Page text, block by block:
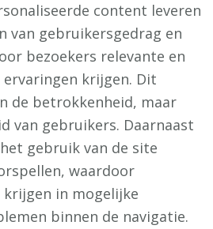
content leveren
van gebruikersgedrag en
bezoekers relevante en
krijgen. Dit
de betrokkenheid, maar
van gebruikers. Daarnaast
gebruik van de site
waardoor
in mogelijke
binnen de navigatie.